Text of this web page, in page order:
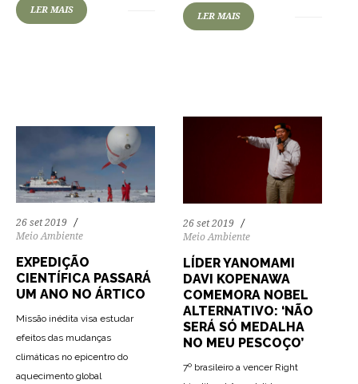
LER MAIS
LER MAIS
26 set 2019
Meio Ambiente
LÍDER YANOMAMI
DAVI KOPENAWA
COMEMORA NOBEL
ALTERNATIVO: ‘NÃO
SERÁ SÓ MEDALHA
NO MEU PESCOÇO’
7º brasileiro a vencer Right
69 1362
26 set 2019
Meio Ambiente
EXPEDIÇÃO
CIENTÍFICA PASSARÁ
UM ANO NO ÁRTICO
Missão inédita visa estudar
efeitos das mudanças
climáticas no epicentro do
aquecimento global